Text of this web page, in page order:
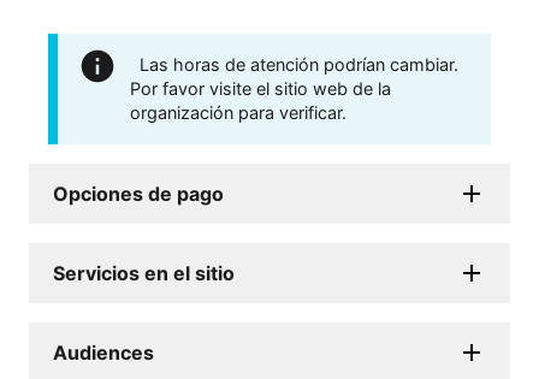
Las horas de atención podrían cambiar.
Por favor visite el sitio web de la
organización para verificar.
Opciones de pago
Servicios en el sitio
Audiences